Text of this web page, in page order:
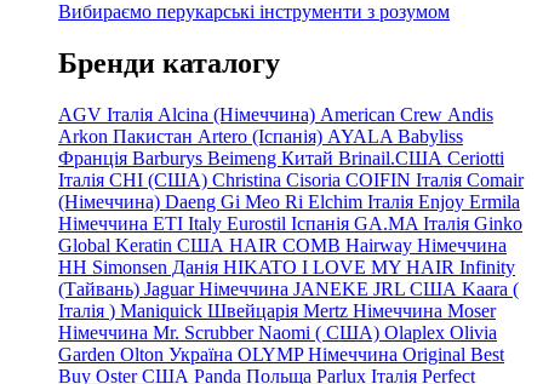
Вибираємо перукарські інструменти з розумом
Бренди каталогу
AGV Італія Alcina (Німеччина) American Crew Andis
Arkon Пакистан Artero (Іспанія) AYALA Babyliss
Франція Barburys Beimeng Китай Brinail.США Ceriotti
Італія CHI (США) Christina Cisoria COIFIN Італія Comair
(Німеччина) Daeng Gi Meo Ri Elchim Італія Enjoy Ermila
Німеччина ETI Italy Eurostil Іспанія GA.MA Італія Ginko
Global Keratin США HAIR COMB Hairway Німеччина
HH Simonsen Данія HIKATO I LOVE MY HAIR Infinity
(Тайвань) Jaguar Німеччина JANEKE JRL США Kaara (
Італія ) Maniquick Швейцарія Mertz Німеччина Moser
Німеччина Mr. Scrubber Naomi ( США) Olaplex Olivia
Garden Olton Україна OLYMP Німеччина Original Best
Buy Oster США Panda Польща Parlux Італія Perfect